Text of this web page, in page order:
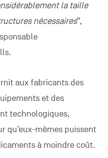
la taille
nécessaires”,
aux fabricants des
et des
technologiques,
qu’eux-mêmes puissent
à moindre coût.